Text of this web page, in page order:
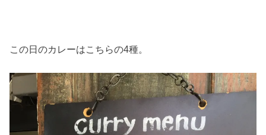
この日のカレーはこちらの4種。